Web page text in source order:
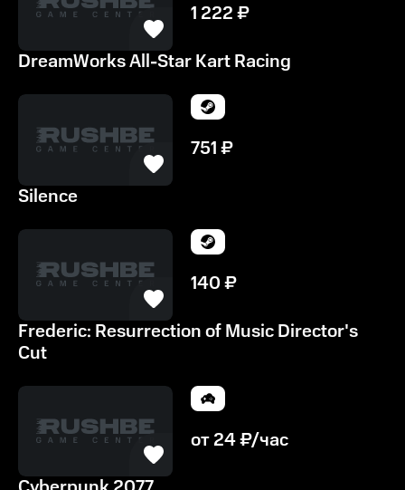
1 222₽
DreamWorks All-Star Kart Racing
751₽
Silence
140₽
Frederic: Resurrection of Music Director's
Cut
от24₽/час